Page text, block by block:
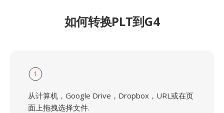
如何转换PLT到G4
1
从计算机，Google Drive，Dropbox，URL或在页
面上拖拽选择文件.